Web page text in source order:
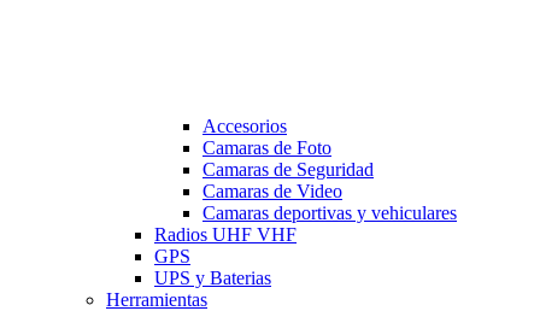
Accesorios
Camaras de Foto
Camaras de Seguridad
Camaras de Video
Camaras deportivas y vehiculares
Radios UHF VHF
GPS
UPS y Baterias
Herramientas